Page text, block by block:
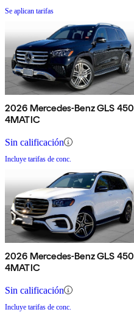
Se aplican tarifas
2026 Mercedes-Benz GLS 450
4MATIC
Sin calificación
Incluye tarifas de conc.
2026 Mercedes-Benz GLS 450
4MATIC
Sin calificación
Incluye tarifas de conc.